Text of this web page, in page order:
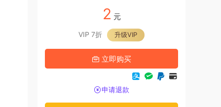
2 元
VIP 7折 升级VIP
立即购买
申请退款